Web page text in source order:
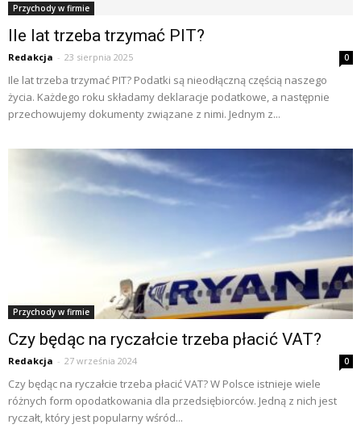
Przychody w firmie
Ile lat trzeba trzymać PIT?
Redakcja - 23 sierpnia 2025 0
Ile lat trzeba trzymać PIT? Podatki są nieodłączną częścią naszego
życia. Każdego roku składamy deklaracje podatkowe, a następnie
przechowujemy dokumenty związane z nimi. Jednym z...
Przychody w firmie
Czy będąc na ryczałcie trzeba płacić VAT?
Redakcja - 27 września 2024 0
Czy będąc na ryczałcie trzeba płacić VAT? W Polsce istnieje wiele
różnych form opodatkowania dla przedsiębiorców. Jedną z nich jest
ryczałt, który jest popularny wśród...